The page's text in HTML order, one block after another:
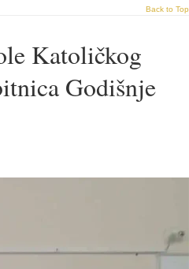
Back to Top
Katoličkog
Godišnje